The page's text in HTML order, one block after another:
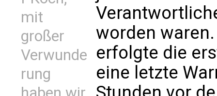
mit
großer
Verwunde
rung
worden
erfolgte die
eine letzte